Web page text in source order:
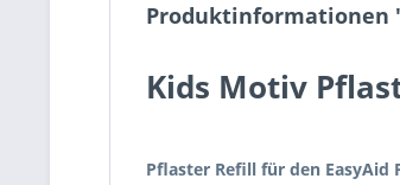
Produktinformationen
Kids Motiv
Pflaster Refill für den EasyAid